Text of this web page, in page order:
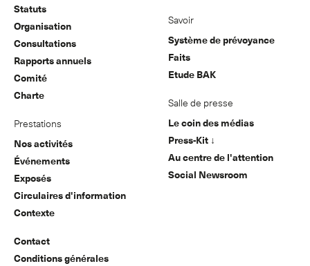
Statuts
Organisation
Consultations
Rapports annuels
Comité
Charte
Prestations
Nos activités
Événements
Exposés
Circulaires d'information
Contexte
Savoir
Système de prévoyance
Faits
Etude BAK
Salle de presse
Le coin des médias
Press-Kit ↓
Au centre de l'attention
Social Newsroom
Contact
Conditions générales